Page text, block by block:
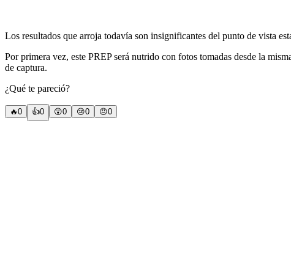
Los resultados que arroja todavía son insignificantes del punto de vista
Por primera vez, este PREP será nutrido con fotos tomadas desde la
de captura.
¿Qué te pareció?
🔥0 👍0 😲0 😢0 😠0